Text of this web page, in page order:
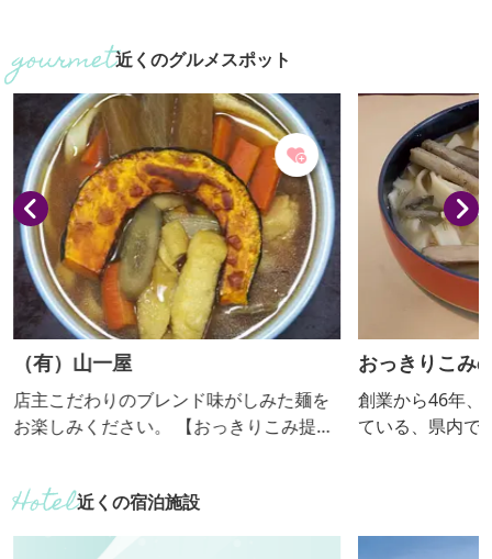
ども販売しています。近くのグルメスポット
（有）山一屋
店主こだわりのブレンド味がしみた麺を
お楽しみください。 【おっきりこみ提供
おっきりこみ
創業から46年、
ている、県内で
近くの宿泊施設